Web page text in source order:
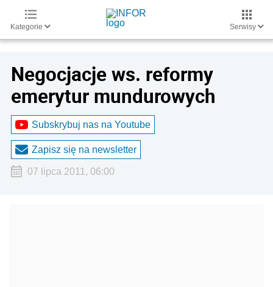
Kategorie Serwisy
Negocjacje ws. reformy
emerytur mundurowych
Subskrybuj nas na Youtube
Zapisz się na newsletter
07 lipca 2011, 06:00